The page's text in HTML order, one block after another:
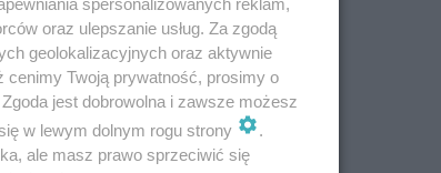
oraz ulepszanie usług. Za zgodą
geolokalizacyjnych oraz aktywnie
Twoją prywatność, prosimy o
jest dobrowolna i zawsze możesz
w lewym dolnym rogu strony
.
ale masz prawo sprzeciwić się